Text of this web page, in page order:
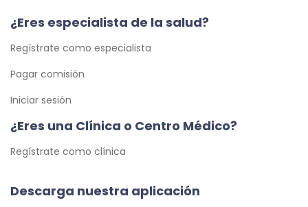
¿Eres especialista de la salud?
Regístrate como especialista
Pagar comisión
Iniciar sesión
¿Eres una Clínica o Centro Médico?
Regístrate como clínica
Descarga nuestra aplicación